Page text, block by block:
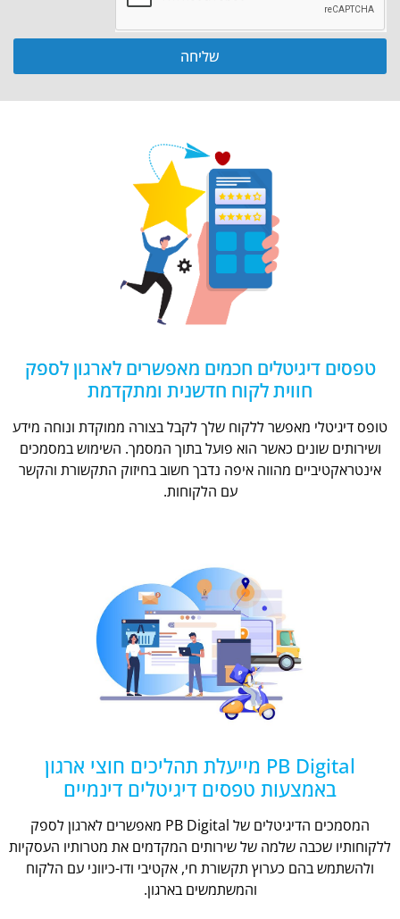
שליחה
טפסים דיגיטלים חכמים מאפשרים לארגון לספק
חווית לקוח חדשנית ומתקדמת
טופס דיגיטלי מאפשר ללקוח שלך לקבל בצורה ממוקדת ונוחה מידע
ושירותים שונים כאשר הוא פועל בתוך המסמך. השימוש במסמכים
אינטראקטיביים מהווה איפה נדבך חשוב בחיזוק התקשורת והקשר
עם הלקוחות.
PB Digital מייעלת תהליכים חוצי ארגון
באמצעות טפסים דיגיטלים דינמיים
המסמכים הדיגיטלים של PB Digital מאפשרים לארגון לספק
ללקוחותיו שכבה שלמה של שירותים המקדמים את מטרותיו העסקיות
ולהשתמש בהם כערוץ תקשורת חי, אקטיבי ודו-כיווני עם הלקוח
והמשתמשים בארגון.